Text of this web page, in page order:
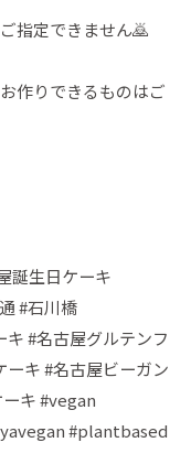
指定できません🙇
作りできるものはご
誕生日ケーキ
#石川橋
キ #名古屋グルテンフ
ーキ #名古屋ビーガン
キ #vegan
#plantbased